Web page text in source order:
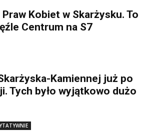
Kobiet w Skarżysku. To
Centrum na S7
Kamiennej już po
Tych było wyjątkowo dużo